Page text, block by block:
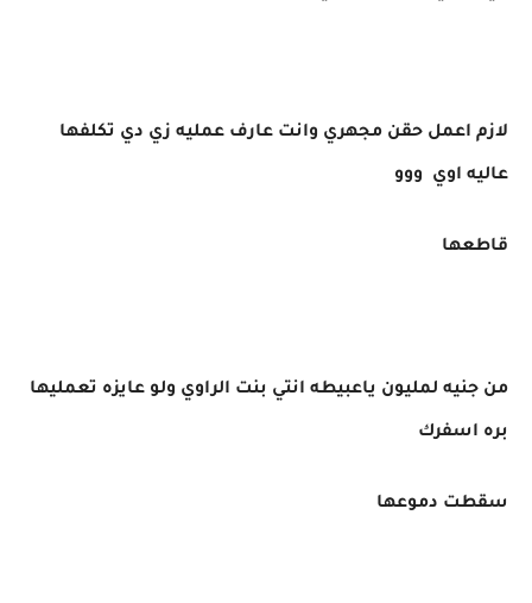
لازم اعمل حقن مجهري وانت عارف عمليه زي دي تكلفها
عاليه اوي ووو
قاطعها
من جنيه لمليون ياعبيطه انتي بنت الراوي ولو عايزه تعمليها
بره اسفرك
سقطت دموعها